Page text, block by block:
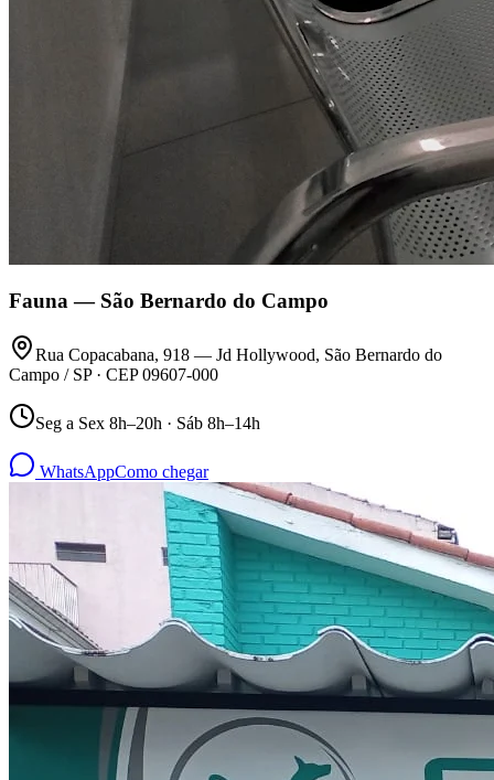
Fauna — São Bernardo do Campo
Rua Copacabana, 918 — Jd Hollywood, São Bernardo do
Campo / SP · CEP 09607-000
Seg a Sex 8h–20h · Sáb 8h–14h
WhatsAppComo chegar